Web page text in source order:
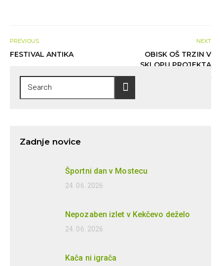
PREVIOUS
FESTIVAL ANTIKA
NEXT
OBISK OŠ TRZIN V
SKLOPU PROJEKTA
Zadnje novice
Športni dan v Mostecu
24. 06. 2026
Nepozaben izlet v Kekčevo deželo
24. 06. 2026
Kača ni igrača